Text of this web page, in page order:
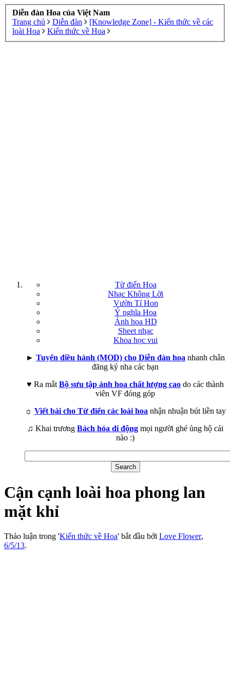
Diễn đàn Hoa của Việt Nam
Trang chủ
Diễn đàn
[Knowledge Zone] - Kiến thức về các
loài Hoa
Kiến thức về Hoa
Từ điển Hoa
Nhạc Không Lời
Vườn Tí Hon
Ý nghĩa Hoa
Ảnh hoa HD
Sheet nhạc
Khoa học vui
► Tuyển điều hành (MOD) cho Diễn đàn hoa nhanh chân
đăng ký nha các bạn
♥ Ra mắt Bộ sưu tập ảnh hoa chất lượng cao do các thành
viên VF đóng góp
☼ Viết bài cho Từ điển các loài hoa nhận nhuận bút liền tay
♫ Khai trương Bách hóa di động mọi người ghé ủng hộ cái
nào :)
Cận cạnh loài hoa phong lan
mặt khỉ
Thảo luận trong 'Kiến thức về Hoa' bắt đầu bởi Love Flower,
6/5/13.